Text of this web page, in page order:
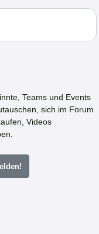
Teams und Events
sich im Forum
Videos